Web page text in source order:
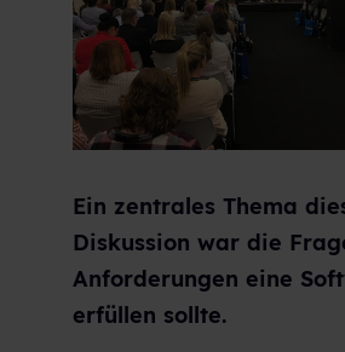
Ein zentrales Thema
Diskussion war die
Anforderungen eine
erfüllen sollte.